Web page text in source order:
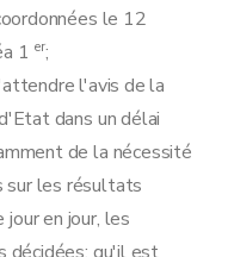
le 12
1 er;
l'avis de la
dans un délai
de la nécessité
sur les résultats
en jour, les